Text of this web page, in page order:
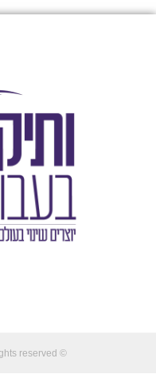
© All rights reserved | התוכנית מופעלת באמצעות קבוצת תיגבור בע"מ